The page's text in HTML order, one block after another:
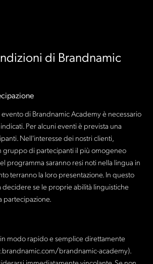
di Brandnamic
di Brandnamic Academy è necessario
Per alcuni eventi è prevista una
Nell'interesse dei nostri clienti,
gruppo di partecipanti il ​​più omogeneo
programma saranno resi noti nella lingua in
terranno la loro presentazione. In questo
se le proprie abilità linguistiche
partecipazione.
modo rapido e semplice direttamente
brandnamic-academy).